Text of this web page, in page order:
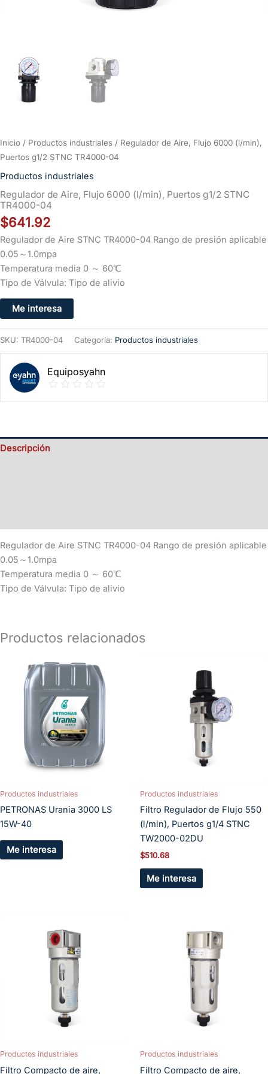
Inicio / Productos industriales / Regulador de Aire, Flujo 6000 (l/min),
Puertos g1/2 STNC TR4000-04
Productos industriales
Regulador de Aire, Flujo 6000 (l/min), Puertos g1/2 STNC
TR4000-04
$641.92
Regulador de Aire STNC TR4000-04 Rango de presión aplicable
0.05～1.0mpa
Temperatura media 0 ～ 60℃
Tipo de Válvula: Tipo de alivio
Me interesa
SKU: TR4000-04 Categoría: Productos industriales
Equiposyahn
Descripción
Regulador de Aire STNC TR4000-04 Rango de presión aplicable
0.05～1.0mpa
Temperatura media 0 ～ 60℃
Tipo de Válvula: Tipo de alivio
Productos relacionados
Productos industriales
PETRONAS Urania 3000 LS
15W-40
Me interesa
Productos industriales
Filtro Regulador de Flujo 550
(l/min), Puertos g1/4 STNC
TW2000-02DU
$510.68
Me interesa
Productos industriales
Filtro Compacto de aire,
Productos industriales
Filtro Compacto de aire,